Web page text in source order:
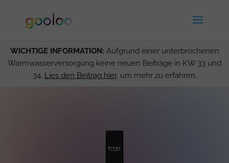
WICHTIGE INFORMATION: Aufgrund einer unterbrochenen
Warmwasserversorgung keine neuen Beiträge in KW 33 und
34. Lies den Beitrag hier, um mehr zu erfahren.